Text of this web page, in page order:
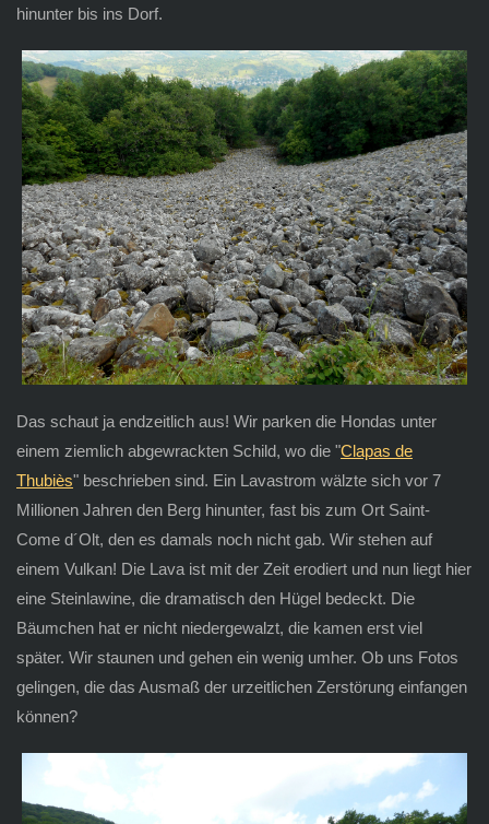
hinunter bis ins Dorf.
Das schaut ja endzeitlich aus! Wir parken die Hondas unter
einem ziemlich abgewrackten Schild, wo die "Clapas de
Thubiès" beschrieben sind. Ein Lavastrom wälzte sich vor 7
Millionen Jahren den Berg hinunter, fast bis zum Ort Saint-
Come d´Olt, den es damals noch nicht gab. Wir stehen auf
einem Vulkan! Die Lava ist mit der Zeit erodiert und nun liegt hier
eine Steinlawine, die dramatisch den Hügel bedeckt. Die
Bäumchen hat er nicht niedergewalzt, die kamen erst viel
später. Wir staunen und gehen ein wenig umher. Ob uns Fotos
gelingen, die das Ausmaß der urzeitlichen Zerstörung einfangen
können?